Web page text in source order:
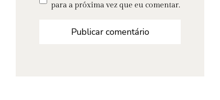
para a próxima vez que eu comentar.